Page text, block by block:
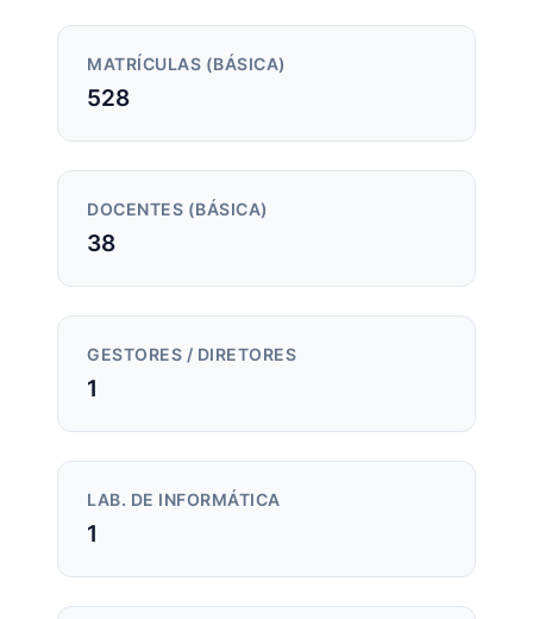
MATRÍCULAS (BÁSICA)
528
DOCENTES (BÁSICA)
38
GESTORES / DIRETORES
1
LAB. DE INFORMÁTICA
1